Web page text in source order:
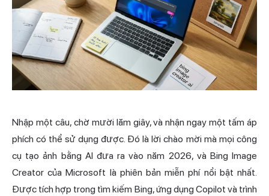
Nhập một câu, chờ mười lăm giây, và nhận ngay một tấm áp
phích có thể sử dụng được. Đó là lời chào mời mà mọi công
cụ tạo ảnh bằng AI đưa ra vào năm 2026, và Bing Image
Creator của Microsoft là phiên bản miễn phí nổi bật nhất.
Được tích hợp trong tìm kiếm Bing, ứng dụng Copilot và trình